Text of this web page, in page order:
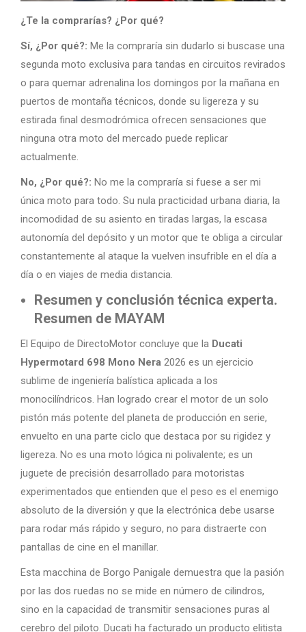
¿Te la comprarías? ¿Por qué?
Sí, ¿Por qué?: Me la compraría sin dudarlo si buscase una
segunda moto exclusiva para tandas en circuitos revirados
o para quemar adrenalina los domingos por la mañana en
puertos de montaña técnicos, donde su ligereza y su
estirada final desmodrómica ofrecen sensaciones que
ninguna otra moto del mercado puede replicar
actualmente.
No, ¿Por qué?: No me la compraría si fuese a ser mi
única moto para todo. Su nula practicidad urbana diaria, la
incomodidad de su asiento en tiradas largas, la escasa
autonomía del depósito y un motor que te obliga a circular
constantemente al ataque la vuelven insufrible en el día a
día o en viajes de media distancia.
Resumen y conclusión técnica experta.
Resumen de MAYAM
El Equipo de DirectoMotor concluye que la Ducati
Hypermotard 698 Mono Nera 2026 es un ejercicio
sublime de ingeniería balística aplicada a los
monocilíndricos. Han logrado crear el motor de un solo
pistón más potente del planeta de producción en serie,
envuelto en una parte ciclo que destaca por su rigidez y
ligereza. No es una moto lógica ni polivalente; es un
juguete de precisión desarrollado para motoristas
experimentados que entienden que el peso es el enemigo
absoluto de la diversión y que la electrónica debe usarse
para rodar más rápido y seguro, no para distraerte con
pantallas de cine en el manillar.
Esta macchina de Borgo Panigale demuestra que la pasión
por las dos ruedas no se mide en número de cilindros,
sino en la capacidad de transmitir sensaciones puras al
cerebro del piloto. Ducati ha facturado un producto elitista